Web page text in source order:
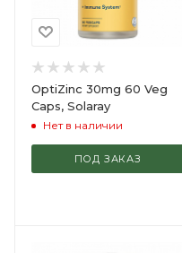
OptiZinc 30mg 60 Veg
Caps, Solaray
Нет в наличии
ПОД ЗАКАЗ